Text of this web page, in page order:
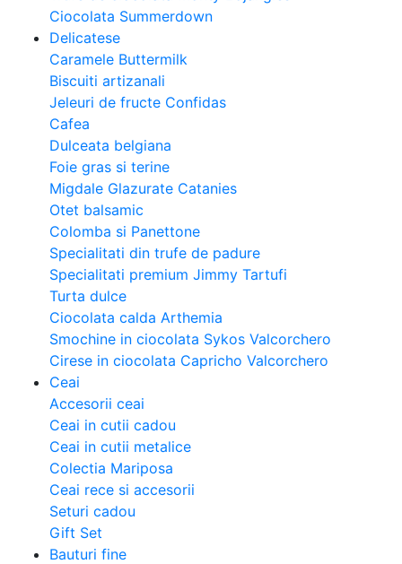
Ciocolata Summerdown
Delicatese
Caramele Buttermilk
Biscuiti artizanali
Jeleuri de fructe Confidas
Cafea
Dulceata belgiana
Foie gras si terine
Migdale Glazurate Catanies
Otet balsamic
Colomba si Panettone
Specialitati din trufe de padure
Specialitati premium Jimmy Tartufi
Turta dulce
Ciocolata calda Arthemia
Smochine in ciocolata Sykos Valcorchero
Cirese in ciocolata Capricho Valcorchero
Ceai
Accesorii ceai
Ceai in cutii cadou
Ceai in cutii metalice
Colectia Mariposa
Ceai rece si accesorii
Seturi cadou
Gift Set
Bauturi fine